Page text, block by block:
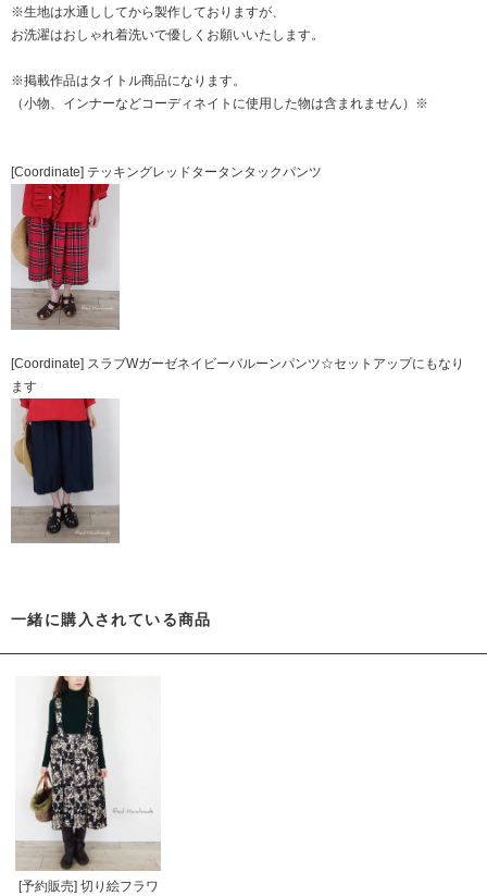
※生地は水通ししてから製作しておりますが、
お洗濯はおしゃれ着洗いで優しくお願いいたします。
※掲載作品はタイトル商品になります。
（小物、インナーなどコーディネイトに使用した物は含まれません）※
[Coordinate] テッキングレッドタータンタックパンツ
[Coordinate] スラブWガーゼネイビーバルーンパンツ☆セットアップにもなり
ます
一緒に購入されている商品
[予約販売] 切り絵フラワ